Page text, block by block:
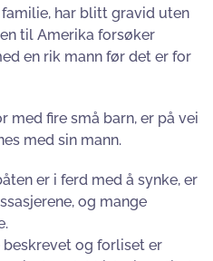
har blitt gravid uten
til Amerika forsøker
en rik mann før det er for
med fire små barn, er på vei
med sin mann.
er i ferd med å synke, er
og mange
og forliset er